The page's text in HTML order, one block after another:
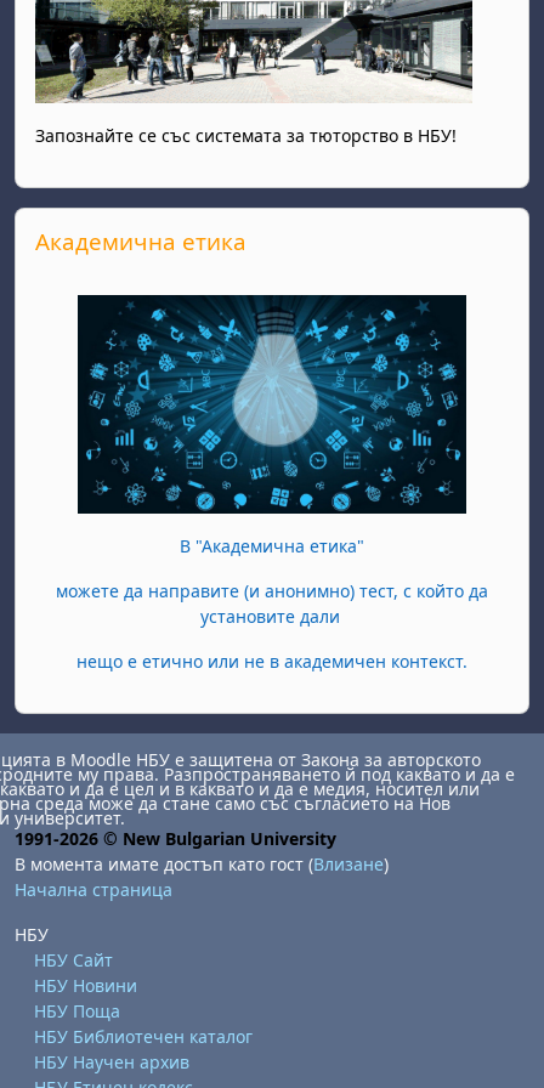
Запознайте се със системата за тюторство в НБУ!
Прескочи Академична етика
Академична етика
В "Академична етика"
можете да направите (и анонимно) тест, с който да
установите дали
нещо е етично или не в академичен контекст.
в Moodle НБУ е защитена от Закона за авторското
му права. Разпространяването й под каквато и да е
и да е цел и в каквато и да е медия, носител или
среда може да стане само със съгласието на Нов
университет.
1991-2026 © New Bulgarian University
В момента имате достъп като гост (Влизане)
Начална страница
НБУ
НБУ Сайт
НБУ Новини
НБУ Поща
НБУ Библиотечен каталог
НБУ Научен архив